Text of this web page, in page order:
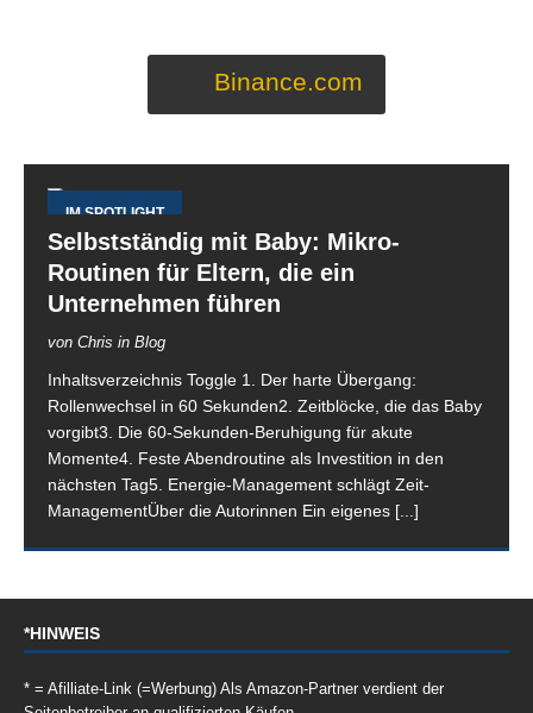
Binance.com
IM SPOTLIGHT
Selbstständig mit Baby: Mikro-
Routinen für Eltern, die ein
Unternehmen führen
von Chris in Blog
Inhaltsverzeichnis Toggle 1. Der harte Übergang:
Rollenwechsel in 60 Sekunden2. Zeitblöcke, die das Baby
vorgibt3. Die 60-Sekunden-Beruhigung für akute
Momente4. Feste Abendroutine als Investition in den
nächsten Tag5. Energie-Management schlägt Zeit-
ManagementÜber die Autorinnen Ein eigenes [...]
*HINWEIS
* = Afilliate-Link (=Werbung) Als Amazon-Partner verdient der